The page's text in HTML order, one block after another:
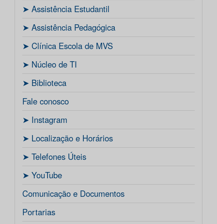
ㅤ➤ Assistência Estudantil
ㅤ➤ Assistência Pedagógica
ㅤ➤ Clínica Escola de MVS
ㅤ➤ Núcleo de TI
ㅤ➤ Biblioteca
Fale conosco
ㅤ➤ Instagram
ㅤ➤ Localização e Horários
ㅤ➤ Telefones Úteis
ㅤ➤ YouTube
Comunicação e Documentos
Portarias